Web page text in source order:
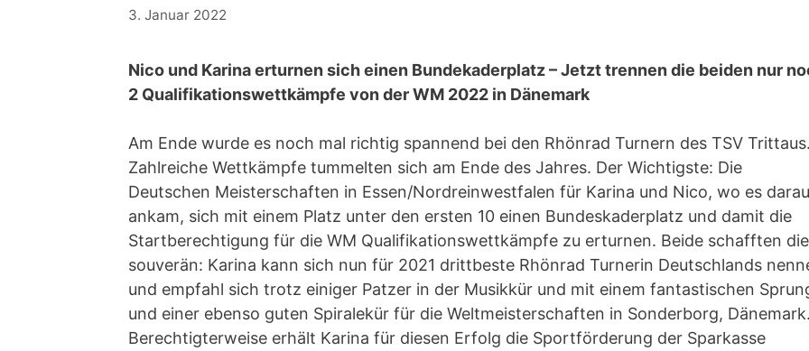
3. Januar 2022
Nico und Karina erturnen sich einen Bundekaderplatz – Jetzt trennen die beiden nur
2 Qualifikationswettkämpfe von der WM 2022 in Dänemark
Am Ende wurde es noch mal richtig spannend bei den Rhönrad Turnern des TSV
Zahlreiche Wettkämpfe tummelten sich am Ende des Jahres. Der Wichtigste: Die
Deutschen Meisterschaften in Essen/Nordreinwestfalen für Karina und Nico, wo es
ankam, sich mit einem Platz unter den ersten 10 einen Bundeskaderplatz und damit die
Startberechtigung für die WM Qualifikationswettkämpfe zu erturnen. Beide schafften
souverän: Karina kann sich nun für 2021 drittbeste Rhönrad Turnerin Deutschlands
und empfahl sich trotz einiger Patzer in der Musikkür und mit einem fantastischen
und einer ebenso guten Spiralekür für die Weltmeisterschaften in Sonderborg,
Berechtigterweise erhält Karina für diesen Erfolg die Sportförderung der Sparkasse